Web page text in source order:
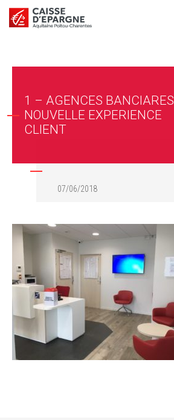
1 – AGENCES BANCIARES
NOUVELLE EXPERIENCE
CLIENT
07/06/2018